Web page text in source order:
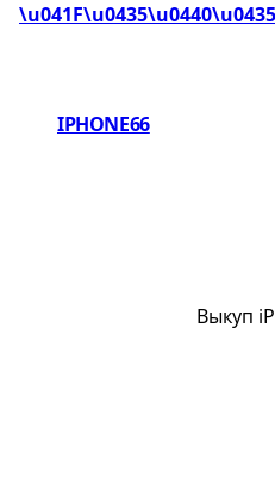
IPHONE66
Выкуп